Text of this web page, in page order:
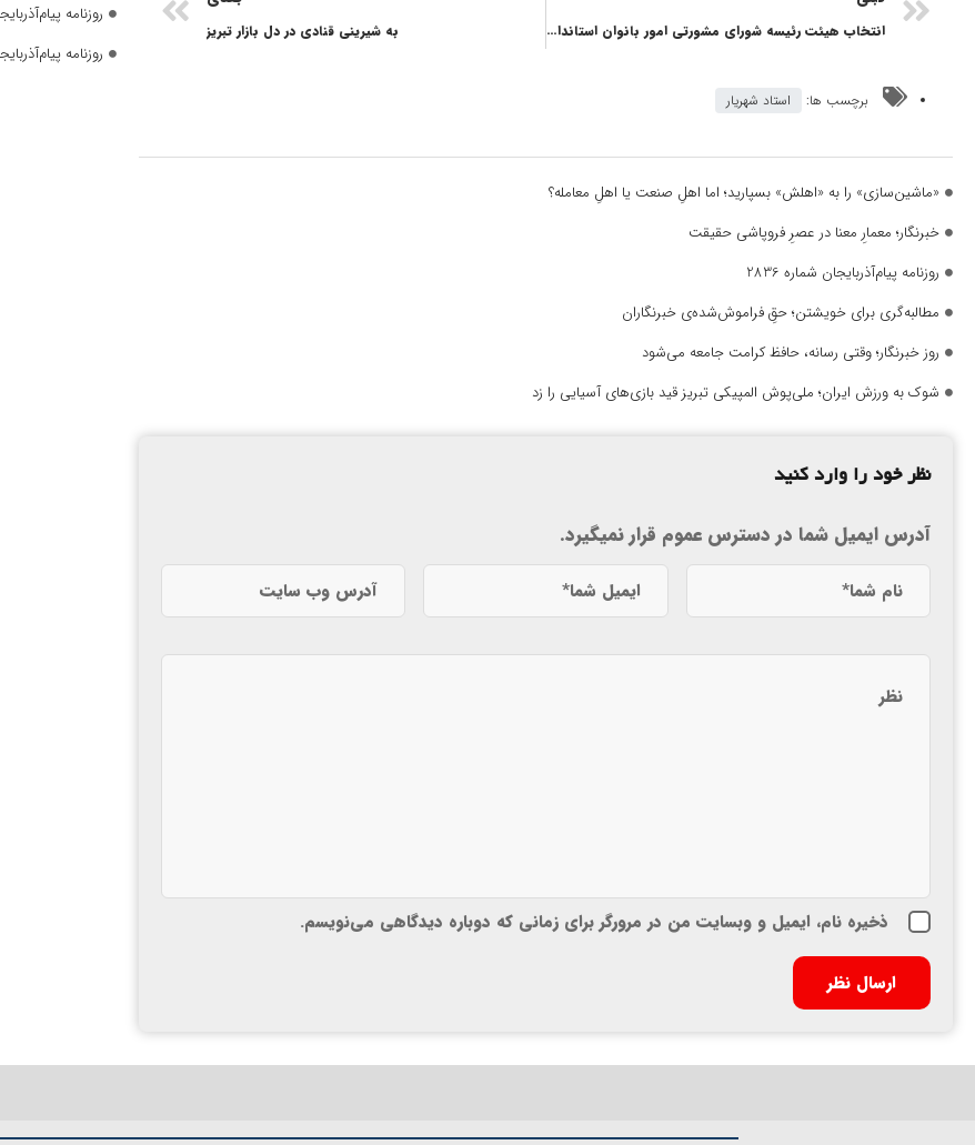
انتخاب هیئت رئیسه شورای مشورتی امور بانوان استانداری آذربایجان شرقی به شیرینی قنادی در دل بازار تبریز
برچسب ها: استاد شهریار
«ماشین‌سازی» را به «اهلش» بسپارید؛ اما اهلِ صنعت یا اهلِ معامله؟
خبرنگار؛ معمارِ معنا در عصرِ فروپاشی حقیقت
روزنامه پیام‌آذربایجان شماره 2836
مطالبه‌گری برای خویشتن؛ حقِ فراموش‌شده‌ی خبرنگاران
روز خبرنگار؛ وقتی رسانه، حافظ کرامت جامعه می‌شود
شوک به ورزش ایران؛ ملی‌پوش المپیکی تبریز قید بازی‌های آسیایی را زد
نظر خود را وارد کنید
آدرس ایمیل شما در دسترس عموم قرار نمیگیرد.
ذخیره نام، ایمیل و وبسایت من در مرورگر برای زمانی که دوباره دیدگاهی می‌نویسم.
روزنامه پیام‌آذربایجان
روزنامه پیام‌آذربایجان